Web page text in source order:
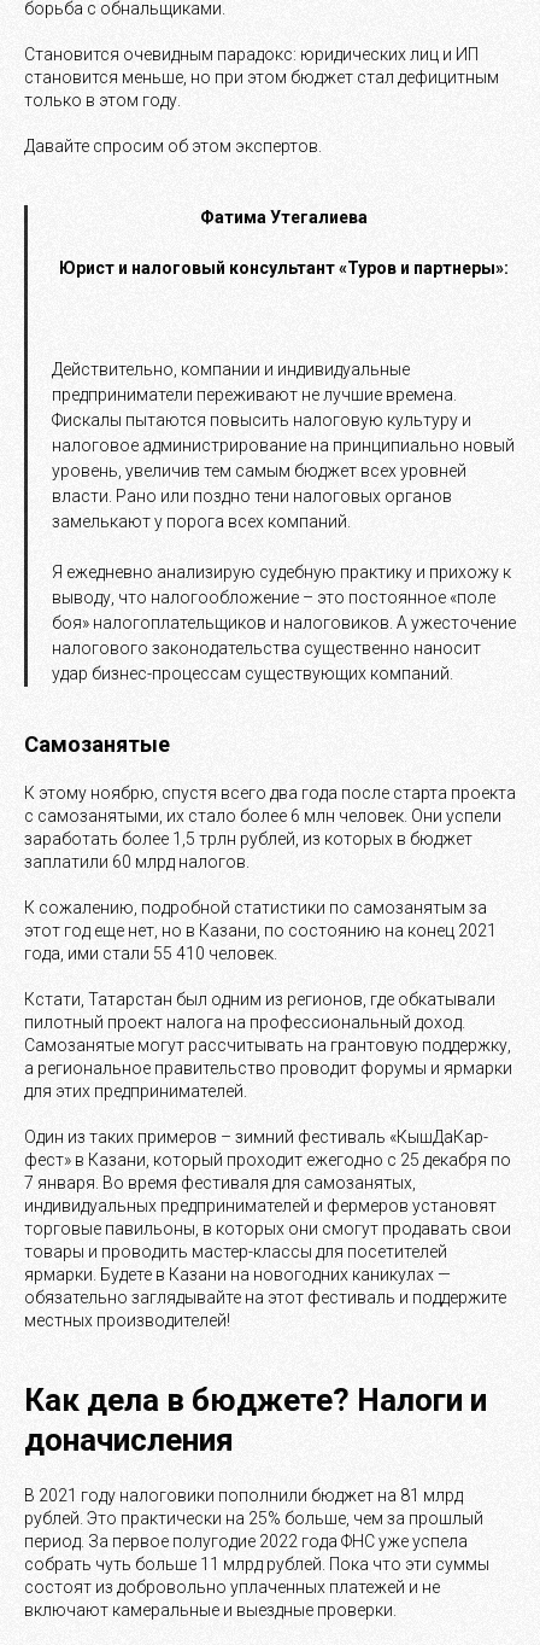
борьба с обнальщиками.
Становится очевидным парадокс: юридических лиц и ИП
становится меньше, но при этом бюджет стал дефицитным
только в этом году.
Давайте спросим об этом экспертов.
Фатима Утегалиева
Юрист и налоговый консультант «Туров и партнеры»:
Действительно, компании и индивидуальные
предприниматели переживают не лучшие времена.
Фискалы пытаются повысить налоговую культуру и
налоговое администрирование на принципиально новый
уровень, увеличив тем самым бюджет всех уровней
власти. Рано или поздно тени налоговых органов
замелькают у порога всех компаний.
Я ежедневно анализирую судебную практику и прихожу к
выводу, что налогообложение – это постоянное «поле
боя» налогоплательщиков и налоговиков. А ужесточение
налогового законодательства существенно наносит
удар бизнес-процессам существующих компаний.
Самозанятые
К этому ноябрю, спустя всего два года после старта проекта
с самозанятыми, их стало более 6 млн человек. Они успели
заработать более 1,5 трлн рублей, из которых в бюджет
заплатили 60 млрд налогов.
К сожалению, подробной статистики по самозанятым за
этот год еще нет, но в Казани, по состоянию на конец 2021
года, ими стали 55 410 человек.
Кстати, Татарстан был одним из регионов, где обкатывали
пилотный проект налога на профессиональный доход.
Самозанятые могут рассчитывать на грантовую поддержку,
а региональное правительство проводит форумы и ярмарки
для этих предпринимателей.
Один из таких примеров – зимний фестиваль «КышДаКар-
фест» в Казани, который проходит ежегодно с 25 декабря по
7 января. Во время фестиваля для самозанятых,
индивидуальных предпринимателей и фермеров установят
торговые павильоны, в которых они смогут продавать свои
товары и проводить мастер-классы для посетителей
ярмарки. Будете в Казани на новогодних каникулах —
обязательно заглядывайте на этот фестиваль и поддержите
местных производителей!
Как дела в бюджете? Налоги и
доначисления
В 2021 году налоговики пополнили бюджет на 81 млрд
рублей. Это практически на 25% больше, чем за прошлый
период. За первое полугодие 2022 года ФНС уже успела
собрать чуть больше 11 млрд рублей. Пока что эти суммы
состоят из добровольно уплаченных платежей и не
включают камеральные и выездные проверки.